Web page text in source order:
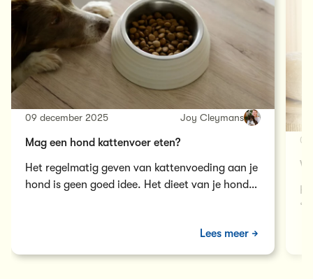
09 december 2025 Joy Cleymans
Mag een hond kattenvoer eten?
Het regelmatig geven van kattenvoeding aan je
hond is geen goed idee. Het dieet van je hond
Lees meer